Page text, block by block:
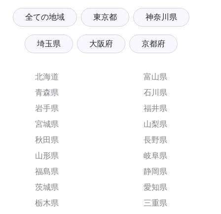
全ての地域 東京都 神奈川県
埼玉県 大阪府 京都府
北海道
青森県
岩手県
宮城県
秋田県
山形県
福島県
茨城県
栃木県
富山県
石川県
福井県
山梨県
長野県
岐阜県
静岡県
愛知県
三重県